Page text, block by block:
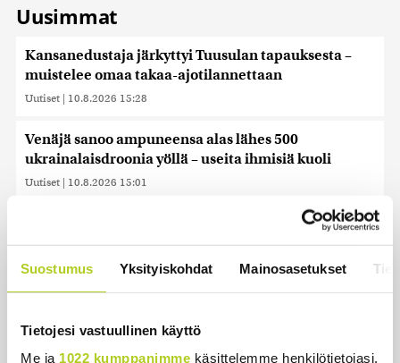
Suostumus Yksityiskohdat Mainosasetukset
Tietojesi vastuullinen käyttö
Me ja 1022 kumppanimme käsittelemme henkilötietojasi,
Uusimmat
Kansanedustaja järkyttyi Tuusulan tapauksesta –
muistelee omaa takaa-ajotilannettaan
Uutiset | 10.8.2026 15:28
Venäjä sanoo ampuneensa alas lähes 500
ukrainalaisdroonia yöllä – useita ihmisiä kuoli
Uutiset | 10.8.2026 15:01
Suomen ensimmäiset afrikkalaisen sikaruton
tapaukset vahvistettiin EU-laboratoriossa
Uutiset | 10.8.2026 13:52
Uutiset | 10.8.2026 13:10